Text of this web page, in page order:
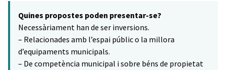
−
Quines propostes poden presentar-se?
Necessàriament han de ser inversions.
– Relacionades amb l’espai públic o la millora
d’equipaments municipals.
– De competència municipal i sobre béns de propietat